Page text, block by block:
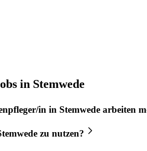
in Stemwede
in in Stemwede arbeiten
zu nutzen?